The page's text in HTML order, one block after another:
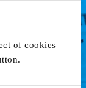
of cookies